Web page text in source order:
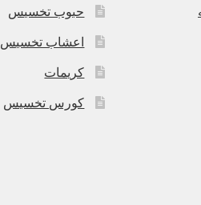
حبوب تخسيس
اعشاب تخسيس
كريمات
كورس تخسيس